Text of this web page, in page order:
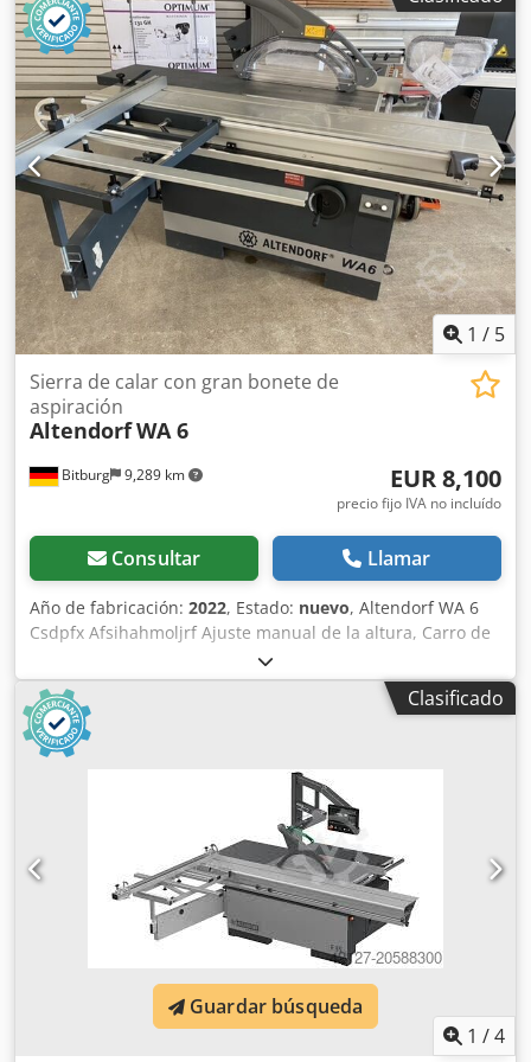
1 / 5
Bitburg 9,289 km
Sierra de calar con gran bonete de
aspiración
AltendorfWA 6
EUR 8,100
precio fijo IVA no incluído
Consultar Llamar
Año de fabricación: 2022, Estado: nuevo, Altendorf WA 6
Csdpfx Afsihahmoljrf Ajuste manual de la altura, Carro de
doble rodillo, longitud de 2000 mm Unidad de pre-corte,
giratoria, mesa de extensión, tope angular para cortes a
inglete, freno automático, se puede bajar por debajo de la
altura de la mesa. ----- Datos técnicos ----- Rango de giro: 0
- 45°, ancho de corte en el tope paralelo: 1.000 mm, altura
máxima de corte: 87 mm, diámetro máximo de la hoja de
sierra: 315 mm, rango de giro del tope para cortes a
inglete: hasta 49°, velocidades: 4.200 rpm, potencia del
motor principal: 5,5 CV / 4 kW, potencia del motor de pre-
corte: 0,5 CV / 0,37 kW, altura de la mesa de trabajo: 910
mm, diámetro de la conexión de aspiración: 1 x 100 / 50
mm, peso: 450 kg Campana de aspiración grande
Ubicación: disponible en el almacén 54634 Bitburg -
disponible de inmediato - Ubicación: disponible en el
almacén 54634 Bitburg - listo para ser cargado - -
disponible de inmediato -
Clasificado
1 /4
Guardar búsqueda